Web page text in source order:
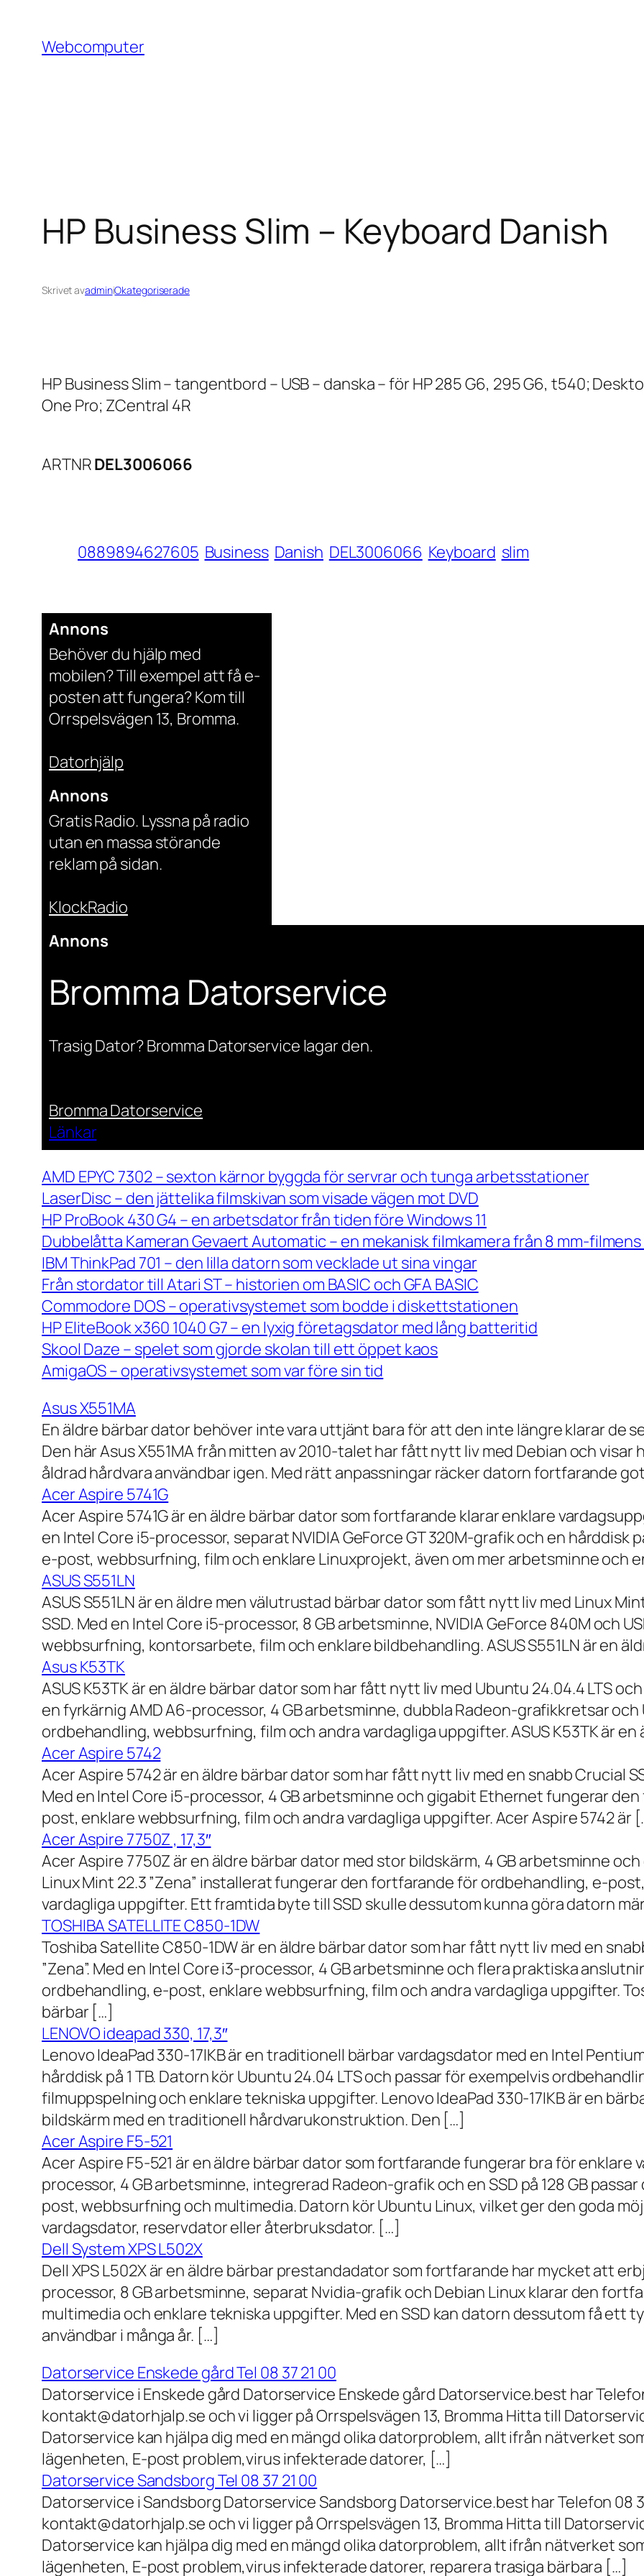
innehåll
Webcomputer
HP Business Slim – Keyboard Danish
Skrivet avadminiOkategoriserade
HP Business Slim – tangentbord – USB – danska – för HP 285 G6, 295 G6, t540;
One Pro; ZCentral 4R
ARTNRDEL3006066
0889894627605 Business Danish DEL3006066 Keyboard slim
Annons
Behöver du hjälp med
mobilen? Till exempel att få e-
posten att fungera? Kom till
Orrspelsvägen 13, Bromma.
Datorhjälp
Annons
Gratis Radio. Lyssna på radio
utan en massa störande
reklam på sidan.
KlockRadio
Annons
Bromma Datorservice
Trasig Dator? Bromma Datorservice lagar den.
Bromma Datorservice
Länkar
AMD EPYC 7302 – sexton kärnor byggda för servrar och tunga arbetsstationer
LaserDisc – den jättelika filmskivan som visade vägen mot DVD
HP ProBook 430 G4 – en arbetsdator från tiden före Windows 11
Dubbelåtta Kameran Gevaert Automatic – en mekanisk filmkamera från 8 mm-
IBM ThinkPad 701 – den lilla datorn som vecklade ut sina vingar
Från stordator till Atari ST – historien om BASIC och GFA BASIC
Commodore DOS – operativsystemet som bodde i diskettstationen
HP EliteBook x360 1040 G7 – en lyxig företagsdator med lång batteritid
Skool Daze – spelet som gjorde skolan till ett öppet kaos
AmigaOS – operativsystemet som var före sin tid
Asus X551MA
En äldre bärbar dator behöver inte vara uttjänt bara för att den inte längre klarar de
Den här Asus X551MA från mitten av 2010-talet har fått nytt liv med Debian och visar
åldrad hårdvara användbar igen. Med rätt anpassningar räcker datorn fortfarande
Acer Aspire 5741G
Acer Aspire 5741G är en äldre bärbar dator som fortfarande klarar enklare
en Intel Core i5-processor, separat NVIDIA GeForce GT 320M-grafik och en hårddisk
e-post, webbsurfning, film och enklare Linuxprojekt, även om mer arbetsminne och
ASUS S551LN
ASUS S551LN är en äldre men välutrustad bärbar dator som fått nytt liv med Linux
SSD. Med en Intel Core i5-processor, 8 GB arbetsminne, NVIDIA GeForce 840M och
webbsurfning, kontorsarbete, film och enklare bildbehandling. ASUS S551LN är en
Asus K53TK
ASUS K53TK är en äldre bärbar dator som har fått nytt liv med Ubuntu 24.04.4 LTS
en fyrkärnig AMD A6-processor, 4 GB arbetsminne, dubbla Radeon-grafikkretsar
ordbehandling, webbsurfning, film och andra vardagliga uppgifter. ASUS K53TK är
Acer Aspire 5742
Acer Aspire 5742 är en äldre bärbar dator som har fått nytt liv med en snabb Crucial
Med en Intel Core i5-processor, 4 GB arbetsminne och gigabit Ethernet fungerar
post, enklare webbsurfning, film och andra vardagliga uppgifter. Acer Aspire 5742 är
Acer Aspire 7750Z , 17,3″
Acer Aspire 7750Z är en äldre bärbar dator med stor bildskärm, 4 GB arbetsminne
Linux Mint 22.3 ”Zena” installerat fungerar den fortfarande för ordbehandling, e-
vardagliga uppgifter. Ett framtida byte till SSD skulle dessutom kunna göra datorn
TOSHIBA SATELLITE C850-1DW
Toshiba Satellite C850-1DW är en äldre bärbar dator som har fått nytt liv med en
”Zena”. Med en Intel Core i3-processor, 4 GB arbetsminne och flera praktiska
ordbehandling, e-post, enklare webbsurfning, film och andra vardagliga uppgifter.
bärbar […]
LENOVO ideapad 330, 17,3″
Lenovo IdeaPad 330-17IKB är en traditionell bärbar vardagsdator med en Intel
hårddisk på 1 TB. Datorn kör Ubuntu 24.04 LTS och passar för exempelvis
filmuppspelning och enklare tekniska uppgifter. Lenovo IdeaPad 330-17IKB är en
bildskärm med en traditionell hårdvarukonstruktion. Den […]
Acer Aspire F5-521
Acer Aspire F5-521 är en äldre bärbar dator som fortfarande fungerar bra för enklare
processor, 4 GB arbetsminne, integrerad Radeon-grafik och en SSD på 128 GB
post, webbsurfning och multimedia. Datorn kör Ubuntu Linux, vilket ger den goda
vardagsdator, reservdator eller återbruksdator. […]
Dell System XPS L502X
Dell XPS L502X är en äldre bärbar prestandadator som fortfarande har mycket att
processor, 8 GB arbetsminne, separat Nvidia-grafik och Debian Linux klarar den
multimedia och enklare tekniska uppgifter. Med en SSD kan datorn dessutom få
användbar i många år. […]
Datorservice Enskede gård Tel 08 37 21 00
Datorservice i Enskede gård Datorservice Enskede gård Datorservice.best har
kontakt@datorhjalp.se och vi ligger på Orrspelsvägen 13, Bromma Hitta till
Datorservice kan hjälpa dig med en mängd olika datorproblem, allt ifrån nätverket
lägenheten, E-post problem,virus infekterade datorer, […]
Datorservice Sandsborg Tel 08 37 21 00
Datorservice i Sandsborg Datorservice Sandsborg Datorservice.best har Telefon 08
kontakt@datorhjalp.se och vi ligger på Orrspelsvägen 13, Bromma Hitta till
Datorservice kan hjälpa dig med en mängd olika datorproblem, allt ifrån nätverket
lägenheten, E-post problem,virus infekterade datorer, reparera trasiga bärbara […]